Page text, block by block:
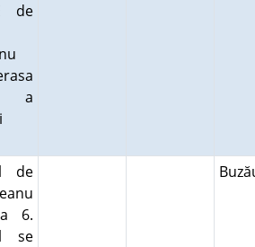
de
a
de
6.
se